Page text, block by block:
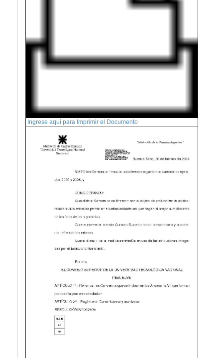
Ingrese aquí para Imprimir el Documento